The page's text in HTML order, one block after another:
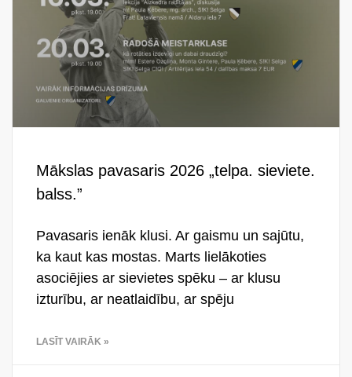
Mākslas pavasaris 2026 „telpa. sieviete.
balss.”
Pavasaris ienāk klusi. Ar gaismu un sajūtu,
ka kaut kas mostas. Marts lielākoties
asociējies ar sievietes spēku – ar klusu
izturību, ar neatlaidību, ar spēju
LASĪT VAIRĀK »